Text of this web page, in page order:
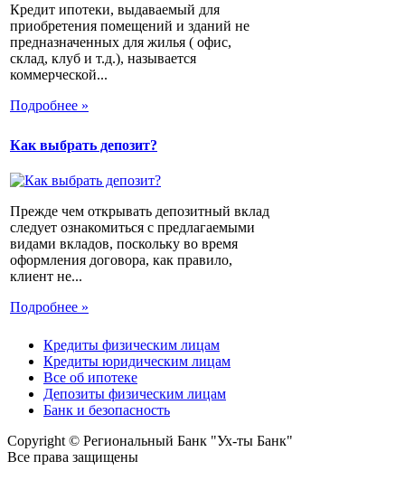
Кредит ипотеки, выдаваемый для
приобретения помещений и зданий не
предназначенных для жилья ( офис,
склад, клуб и т.д.), называется
коммерческой...
Подробнее »
Как выбрать депозит?
Прежде чем открывать депозитный вклад
следует ознакомиться с предлагаемыми
видами вкладов, поскольку во время
оформления договора, как правило,
клиент не...
Подробнее »
Кредиты физическим лицам
Кредиты юридическим лицам
Все об ипотеке
Депозиты физическим лицам
Банк и безопасность
Copyright © Региональный Банк "Ух-ты Банк"
Все права защищены